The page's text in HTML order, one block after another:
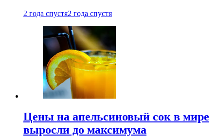
2 года спустя2 года спустя
Цены на апельсиновый сок в мире
выросли до максимума